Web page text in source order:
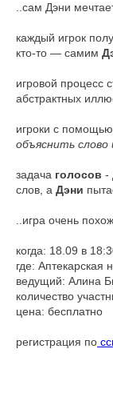
..сам Дэни
каждый игрок
кто-то — самим
игровой процесс
абстрактных
игроки с
объяснить
задача голосов -
слов, а Дэни
..игра очень
когда: 18.09 в
где: Аптекарская
ведущий: Алина
количество
цена: бесплатно
регистрация по